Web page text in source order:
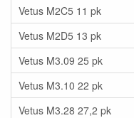
Vetus M2C5 11 pk
Vetus M2D5 13 pk
Vetus M3.09 25 pk
Vetus M3.10 22 pk
Vetus M3.28 27,2 pk